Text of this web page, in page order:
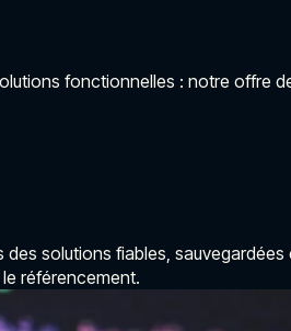
fonctionnelles : notre offre
solutions fiables,
référencement.